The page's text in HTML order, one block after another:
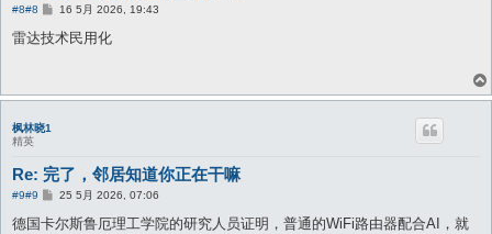
#8#8
帖16 5月 2026, 19:43
雷达技术民用化
枫林晓1
精英
Re: 完了，邻居知道你正在干嘛
#9#9
帖
25 5月 2026, 07:06
德国卡尔斯鲁厄理工学院的研究人员证明，普通的WiFi路由器配合AI，就